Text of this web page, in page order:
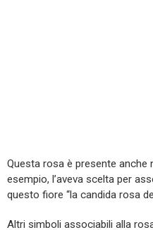
Questa rosa è presente anche
esempio, l’aveva scelta per
questo fiore “la candida rosa
Altri simboli associabili alla